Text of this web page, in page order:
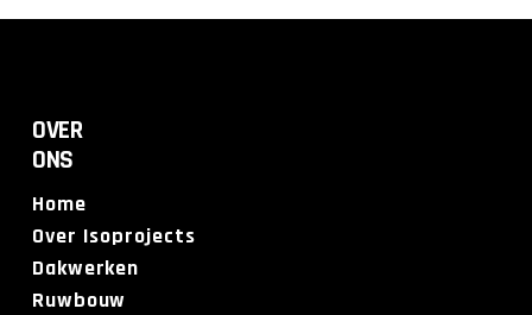
OVER
ONS
Home
Over Isoprojects
Dakwerken
Ruwbouw